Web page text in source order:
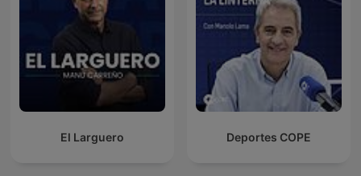
El Larguero Deportes COPE